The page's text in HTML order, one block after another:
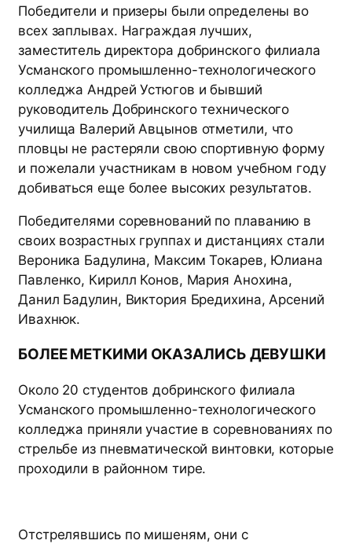
Победители и призеры были определены во
всех заплывах. Награждая лучших,
заместитель директора добринского филиала
Усманского промышленно-технологического
колледжа Андрей Устюгов и бывший
руководитель Добринского технического
училища Валерий Авцынов отметили, что
пловцы не растеряли свою спортивную форму
и пожелали участникам в новом учебном году
добиваться еще более высоких результатов.
Победителями соревнований по плаванию в
своих возрастных группах и дистанциях стали
Вероника Бадулина, Максим Токарев, Юлиана
Павленко, Кирилл Конов, Мария Анохина,
Данил Бадулин, Виктория Бредихина, Арсений
Ивахнюк.
БОЛЕЕ МЕТКИМИ ОКАЗАЛИСЬ ДЕВУШКИ
Около 20 студентов добринского филиала
Усманского промышленно-технологического
колледжа приняли участие в соревнованиях по
стрельбе из пневматической винтовки, которые
проходили в районном тире.
Отстрелявшись по мишеням, они с